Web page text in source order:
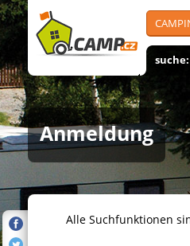
suche:
Anmeldung
Alle Suchfunktionen